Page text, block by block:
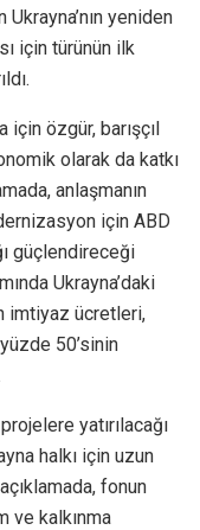
Ukrayna’nın yeniden
için türünün ilk
için özgür, barışçıl
olarak da katkı
anlaşmanın
için ABD
güçlendireceği
Ukrayna’daki
imtiyaz ücretleri,
50’sinin
yatırılacağı
halkı için uzun
fonun
ve kalkınma